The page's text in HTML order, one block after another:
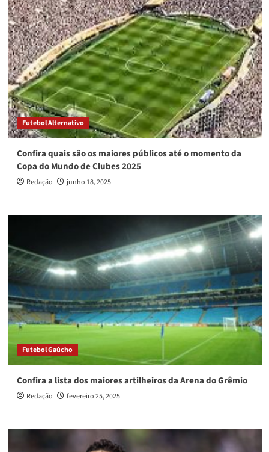
Futebol Alternativo
Confira quais são os maiores públicos até o momento da
Copa do Mundo de Clubes 2025
Redação junho 18, 2025
Futebol Gaúcho
Confira a lista dos maiores artilheiros da Arena do Grêmio
Redação fevereiro 25, 2025